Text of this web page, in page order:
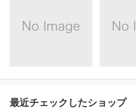
最近チェックしたショップ